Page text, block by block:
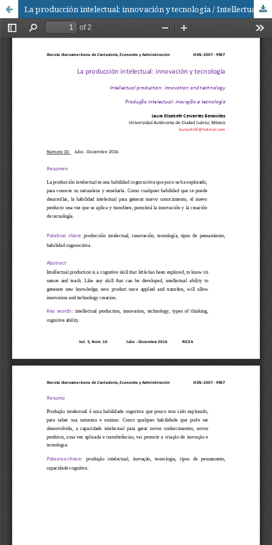
La producción intelectual: innovación y tecnología / Intellectual production: innovation and technology